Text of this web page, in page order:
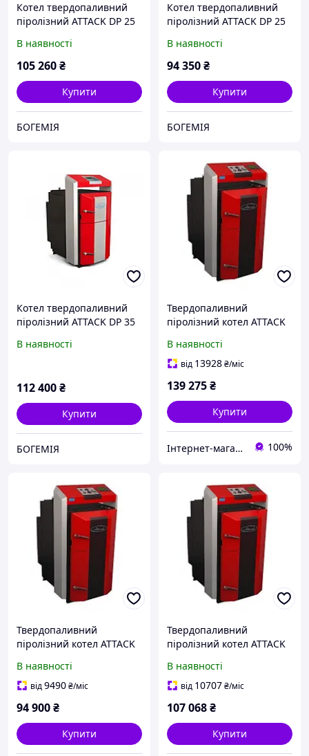
Котел твердопаливний
піролізний ATTACK DP 25
В наявності
105 260₴
Купити
БОГЕМІЯ
Котел твердопаливний
піролізний ATTACK DP 25
дровах
В наявності
94 350₴
Купити
БОГЕМІЯ
Котел твердопаливний
піролізний ATTACK DP 35
В наявності
112 400₴
Купити
БОГЕМІЯ
Твердопаливний
піролізний котел ATTACK
В наявності
від 13928₴/міс
139 275₴
Купити
Інтернет-магазин Dominant 100%
Твердопаливний
піролізний котел ATTACK
В наявності
від9490₴/міс
94 900₴
Купити
Твердопаливний
піролізний котел ATTACK
В наявності
від 10707₴/міс
107 068₴
Купити